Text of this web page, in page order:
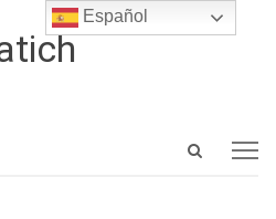
Open
Español